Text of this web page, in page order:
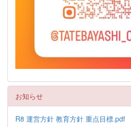
お知らせ
R8 運営方針 教育方針 重点目標.pdf